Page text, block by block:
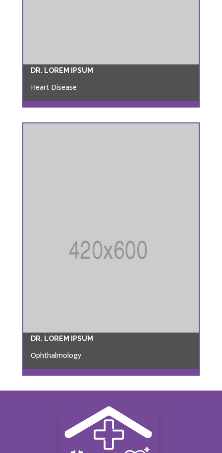
DR. LOREM IPSUM
Heart Disease
DR. LOREM IPSUM
Ophthalmology